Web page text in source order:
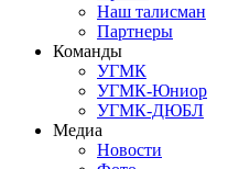
Наш талисман
Партнеры
Команды
УГМК
УГМК-Юниор
УГМК-ДЮБЛ
Медиа
Новости